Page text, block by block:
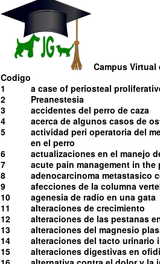
Campus Virtual
Codigo
1
a case of periosteal
2
Preanestesia
3
accidentes del perro de caza
4
acerca de algunos casos de
5
actividad peri operatoria del
en el perro
6
actualizaciones en el manejo
7
acute pain management in the
8
adenocarcinoma metastasico
9
afecciones de la columna
10
agenesia de radio en una gata
11
alteraciones de crecimiento
12
alteraciones de las pestanas
13
alteraciones del magnesio
14
alteraciones del tacto
15
alteraciones digestivas en